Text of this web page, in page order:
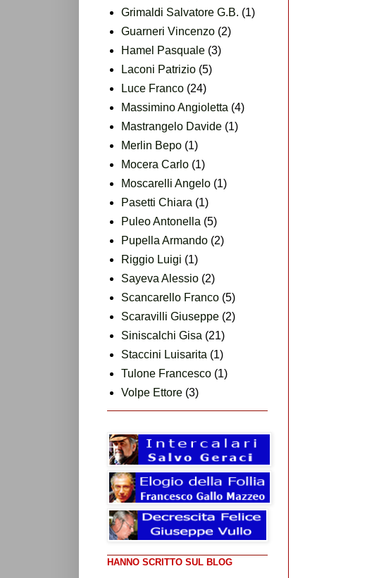
Grimaldi Salvatore G.B. (1)
Guarneri Vincenzo (2)
Hamel Pasquale (3)
Laconi Patrizio (5)
Luce Franco (24)
Massimino Angioletta (4)
Mastrangelo Davide (1)
Merlin Bepo (1)
Mocera Carlo (1)
Moscarelli Angelo (1)
Pasetti Chiara (1)
Puleo Antonella (5)
Pupella Armando (2)
Riggio Luigi (1)
Sayeva Alessio (2)
Scancarello Franco (5)
Scaravilli Giuseppe (2)
Siniscalchi Gisa (21)
Staccini Luisarita (1)
Tulone Francesco (1)
Volpe Ettore (3)
HANNO SCRITTO SUL BLOG